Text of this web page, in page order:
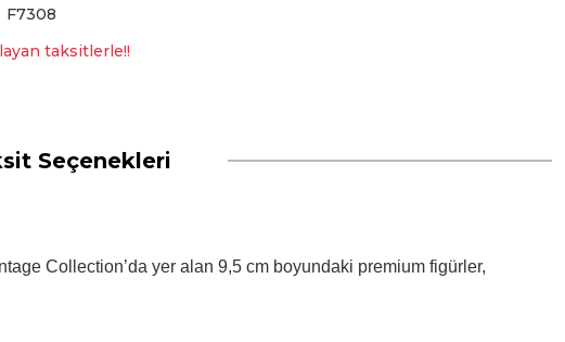
F7308
taksitlerle!!
Seçenekleri
Collection’da yer alan 9,5 cm boyundaki premium figürler,